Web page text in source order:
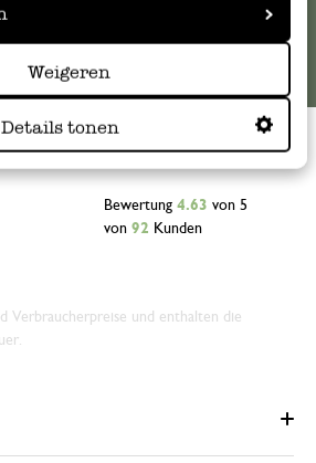
Weigeren
Details tonen
Bewertung 4.63 von 5
von 92 Kunden
Verbraucherpreise und enthalten die